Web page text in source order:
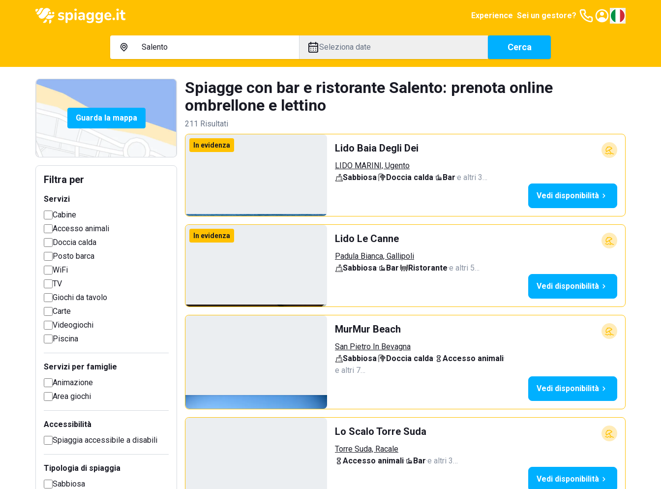
Experience Sei un gestore?
Seleziona date Cerca
Guarda la mappa
Filtra per
Servizi
Cabine
Accesso animali
Doccia calda
Posto barca
WiFi
TV
Giochi da tavolo
Carte
Videogiochi
Piscina
Servizi per famiglie
Animazione
Area giochi
Accessibilità
Spiaggia accessibile a disabili
Tipologia di spiaggia
Sabbiosa
Spiagge con bar e ristorante Salento: prenota online
ombrellone e lettino
211 Risultati
In evidenza Lido Baia Degli Dei
LIDO MARINI, Ugento
Sabbiosa· Doccia calda· Bar·e altri 3…
Vedi disponibilità
In evidenza Lido Le Canne
Padula Bianca, Gallipoli
Sabbiosa· Bar· Ristorante·e altri 5…
Vedi disponibilità
MurMur Beach
San Pietro In Bevagna
Sabbiosa· Doccia calda· Accesso animali·
e altri 7…
Vedi disponibilità
Lo Scalo Torre Suda
Torre Suda, Racale
Accesso animali· Bar·e altri 3…
Vedi disponibilità